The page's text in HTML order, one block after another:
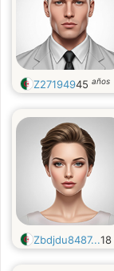
Z27194945 años
Zbdjdu8487...18